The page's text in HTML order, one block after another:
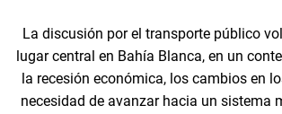
La discusión por el transporte público
lugar central en Bahía Blanca, en un
la recesión económica, los cambios en
necesidad de avanzar hacia un sistema